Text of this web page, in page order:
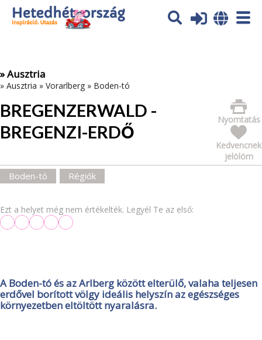
Az oldal sütiket (cookies) használ. További tájékoztatás itt:
Adatvédelmi tájékoztató
» Ausztria
» Ausztria » Vorarlberg » Boden-tó
BREGENZERWALD -
BREGENZI-ERDŐ
Nyomtatás
Kedvencnek
jelölöm
Boden-tó Régiók
Ezt a helyet még nem értékelték. Legyél Te az első:
A Boden-tó és az Arlberg között elterülő, valaha teljesen
erdővel borított völgy ideális helyszín az egészséges
környezetben eltöltött nyaralásra.